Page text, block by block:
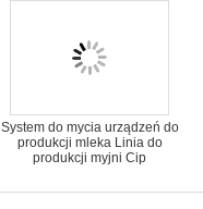
System do mycia urządzeń do
produkcji mleka Linia do
produkcji myjni Cip